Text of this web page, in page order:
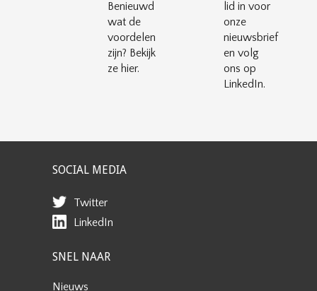
Benieuwd
wat de
voordelen
zijn? Bekijk
ze hier.
lid in voor
onze
nieuwsbrief
en volg
ons op
LinkedIn.
SOCIAL MEDIA
Twitter
LinkedIn
SNEL NAAR
Nieuws